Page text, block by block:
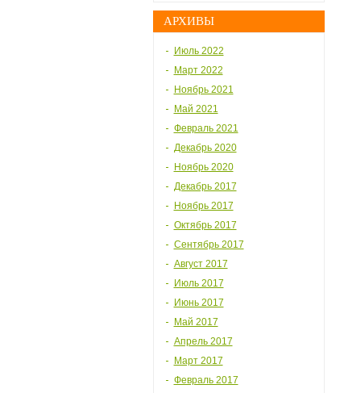
АРХИВЫ
Июль 2022
Март 2022
Ноябрь 2021
Май 2021
Февраль 2021
Декабрь 2020
Ноябрь 2020
Декабрь 2017
Ноябрь 2017
Октябрь 2017
Сентябрь 2017
Август 2017
Июль 2017
Июнь 2017
Май 2017
Апрель 2017
Март 2017
Февраль 2017